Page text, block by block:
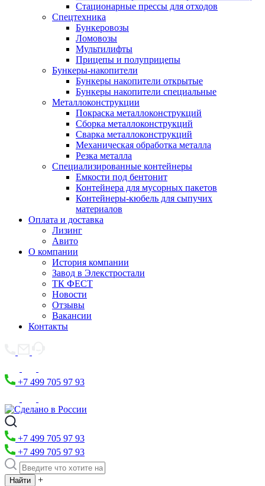
Стационарные прессы для отходов
Спецтехника
Бункеровозы
Ломовозы
Мультилифты
Прицепы и полуприцепы
Бункеры-накопители
Бункеры накопители открытые
Бункеры накопители специальные
Металлоконструкции
Покраска металлоконструкций
Сборка металлоконструкций
Сварка металлоконструкций
Механическая обработка металла
Резка металла
Специализированные контейнеры
Емкости под бентонит
Контейнера для мусорных пакетов
Контейнеры-кюбель для сыпучих
материалов
Оплата и доставка
Лизинг
Авито
О компании
История компании
Завод в Элекстростали
ТК ФЕСТ
Новости
Отзывы
Вакансии
Контакты
+7 499 705 97 93
+7 499 705 97 93
+7 499 705 97 93
+